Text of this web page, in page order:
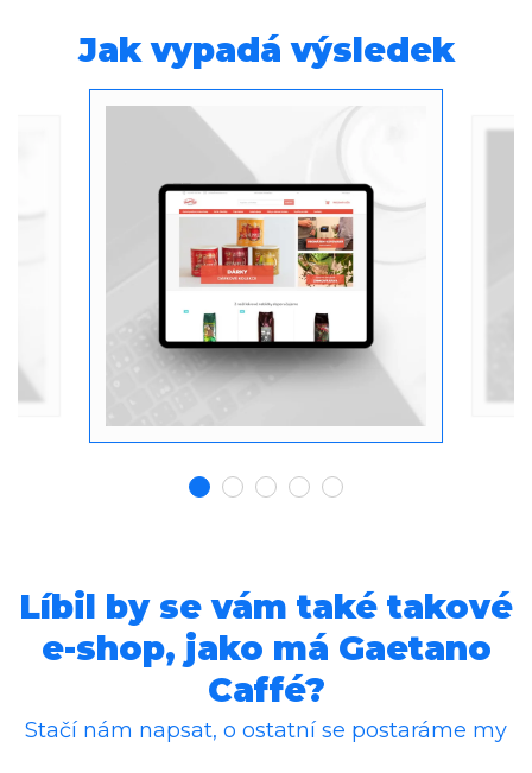
Jak vypadá výsledek
Líbil by se vám také takové
e-shop, jako má Gaetano
Caffé?
Stačí nám napsat, o ostatní se postaráme my